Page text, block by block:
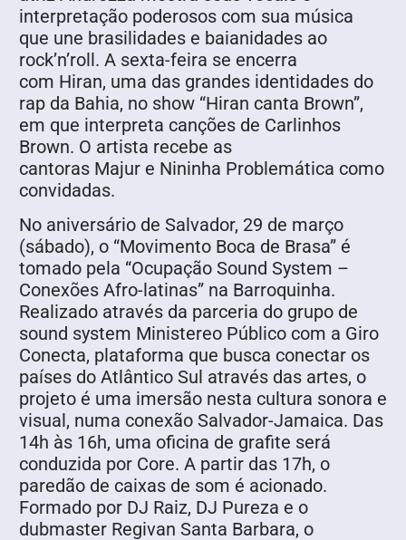
interpretação poderosos com sua música
que une brasilidades e baianidades ao
rock’n’roll. A sexta-feira se encerra
com Hiran, uma das grandes identidades do
rap da Bahia, no show “Hiran canta Brown”,
em que interpreta canções de Carlinhos
Brown. O artista recebe as
cantoras Majur e Nininha Problemática como
convidadas.
No aniversário de Salvador, 29 de março
(sábado), o “Movimento Boca de Brasa” é
tomado pela “Ocupação Sound System –
Conexões Afro-latinas” na Barroquinha.
Realizado através da parceria do grupo de
sound system Ministereo Público com a Giro
Conecta, plataforma que busca conectar os
países do Atlântico Sul através das artes, o
projeto é uma imersão nesta cultura sonora e
visual, numa conexão Salvador-Jamaica. Das
14h às 16h, uma oficina de grafite será
conduzida por Core. A partir das 17h, o
paredão de caixas de som é acionado.
Formado por DJ Raiz, DJ Pureza e o
dubmaster Regivan Santa Barbara, o